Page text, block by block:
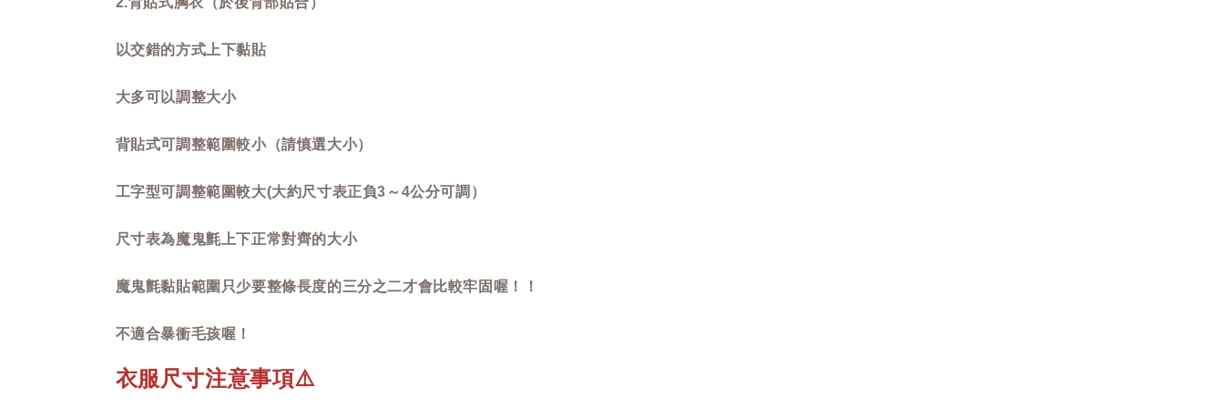
以交錯的方式上下黏貼
大多可以調整大小
背貼式可調整範圍較小（請慎選大小）
工字型可調整範圍較大(大約尺寸表正負3～4公分可調）
尺寸表為魔鬼氈上下正常對齊的大小
魔鬼氈黏貼範圍只少要整條長度的三分之二才會比較牢固喔！！
不適合暴衝毛孩喔！
衣服尺寸注意事項⚠️